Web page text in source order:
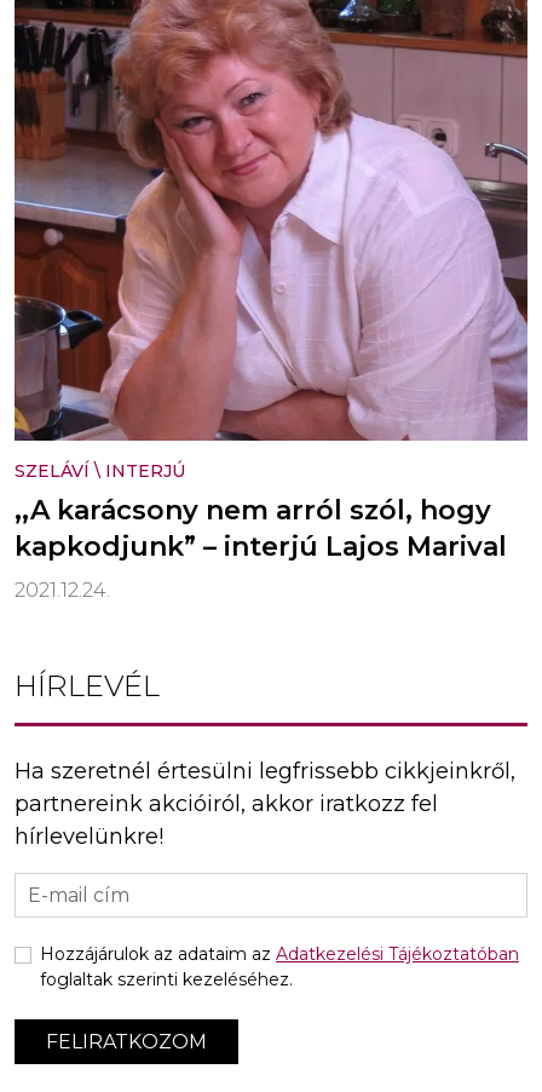
SZELÁVÍ \ INTERJÚ
,,A karácsony nem arról szól, hogy
kapkodjunk” – interjú Lajos Marival
2021.12.24.
HÍRLEVÉL
Ha szeretnél értesülni legfrissebb cikkjeinkről,
partnereink akcióiról, akkor iratkozz fel
hírlevelünkre!
FELIRATKOZOM
Hozzájárulok az adataim az Adatkezelési Tájékoztatóban
foglaltak szerinti kezeléséhez.